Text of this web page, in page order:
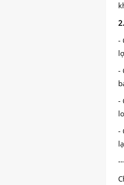
-
-
-
-